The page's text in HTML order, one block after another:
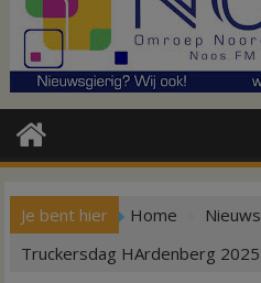
Je bent hier Home
Nieuws
Truckersdag HArdenberg 2025